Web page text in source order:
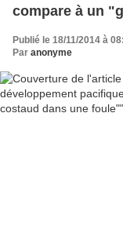
compare à un
Publié le 18/11/2014 à
Par anonyme